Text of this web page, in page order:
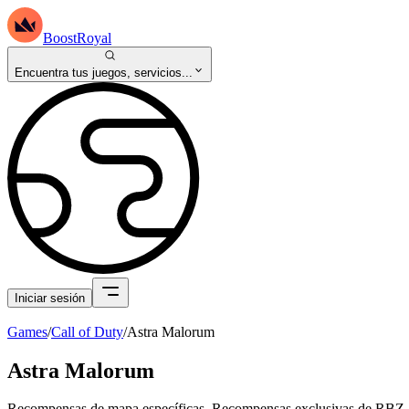
BoostRoyal
Encuentra tus juegos, servicios...
Iniciar sesión
Games/Call of Duty/Astra Malorum
Astra Malorum